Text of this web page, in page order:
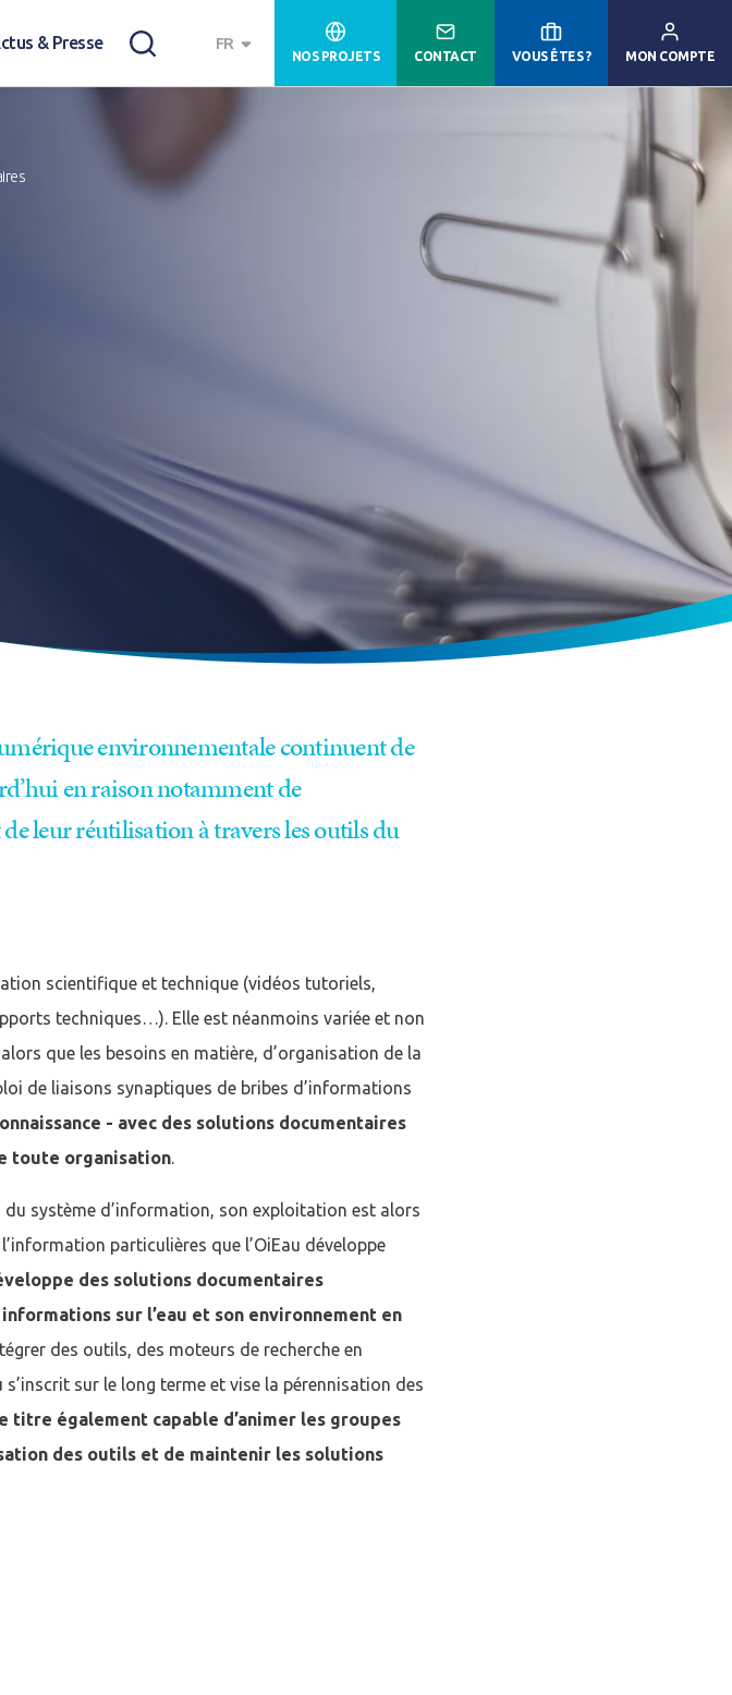
& Presse FR
NOS PROJETS CONTACT VOUS ÊTES ? MON COMPTE
environnementale continuent de
en raison notamment de
leur réutilisation à travers les outils du
scientifique et technique (vidéos tutoriels,
techniques…). Elle est néanmoins variée et non
que les besoins en matière, d’organisation de la
de liaisons synaptiques de bribes d’informations
- avec des solutions documentaires
toute organisation.
système d’information, son exploitation est alors
particulières que l’OiEau développe
des solutions documentaires
sur l’eau et son environnement en
des outils, des moteurs de recherche en
sur le long terme et vise la pérennisation des
titre également capable d’animer les groupes
des outils et de maintenir les solutions
Je n'ai pas de compte